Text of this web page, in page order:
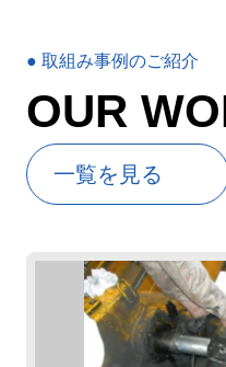
● 取組み事例のご紹介
OUR
⼀覧を⾒る